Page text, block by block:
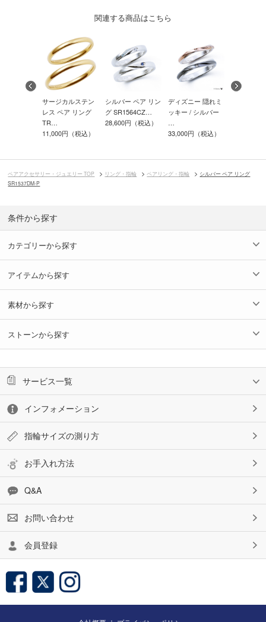
ベージュ&ブルース
クエアジュエリー
ボック…
3,300円（税込）
関連する商品はこちら
サージカルステン
レス ペア リング
TR…
11,000円（税込）
シルバー ペア リン
グ SR1564CZ…
28,600円（税込）
ディズニー 隠れミ
ッキー / シルバー
…
33,000円（税込）
ペアアクセサリー・ジュエリー TOP リング・指輪 ペアリング・指輪
シルバー ペア リング
SR1537DM-P
条件から探す
カテゴリーから探す
アイテムから探す
素材から探す
ストーンから探す
サービス一覧
インフォメーション
指輪サイズの測り方
お手入れ方法
Q&A
お問い合わせ
会員登録